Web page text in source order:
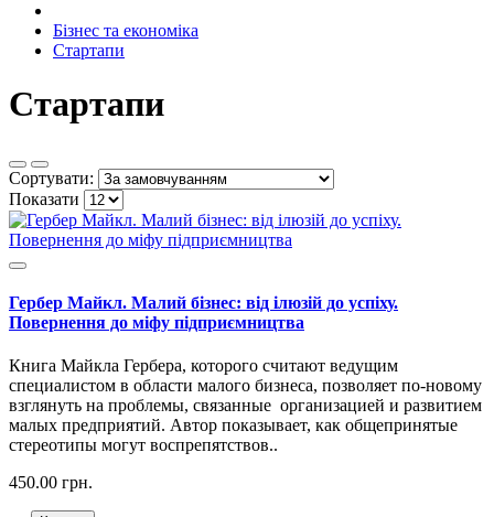
Бізнес та економіка
Стартапи
Стартапи
Сортувати:
Показати
Гербер Майкл. Малий бізнес: від ілюзій до успіху.
Повернення до міфу підприємництва
Книга Майкла Гербера, которого считают ведущим
специалистом в области малого бизнеса, позволяет по-новому
взглянуть на проблемы, связанные организацией и развитием
малых предприятий. Автор показывает, как общепринятые
стереотипы могут воспрепятствов..
450.00 грн.